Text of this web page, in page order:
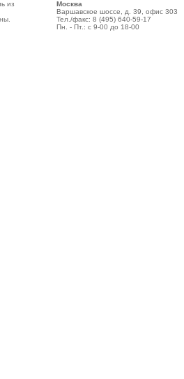
из
Москва
Варшавское шоссе, д. 39, офис 303
Тел./факс: 8 (495) 640-59-17
Пн. - Пт.: с 9-00 до 18-00